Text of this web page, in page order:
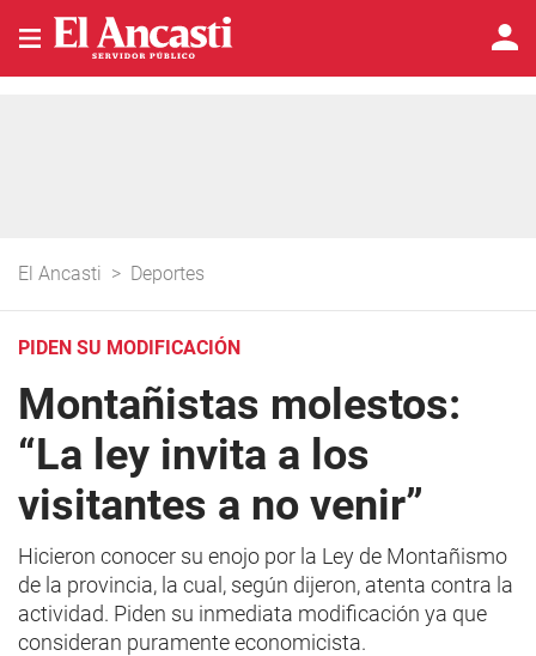
El Ancasti > Deportes
PIDEN SU MODIFICACIÓN
Montañistas molestos:
“La ley invita a los
visitantes a no venir”
Hicieron conocer su enojo por la Ley de Montañismo
de la provincia, la cual, según dijeron, atenta contra la
actividad. Piden su inmediata modificación ya que
consideran puramente economicista.